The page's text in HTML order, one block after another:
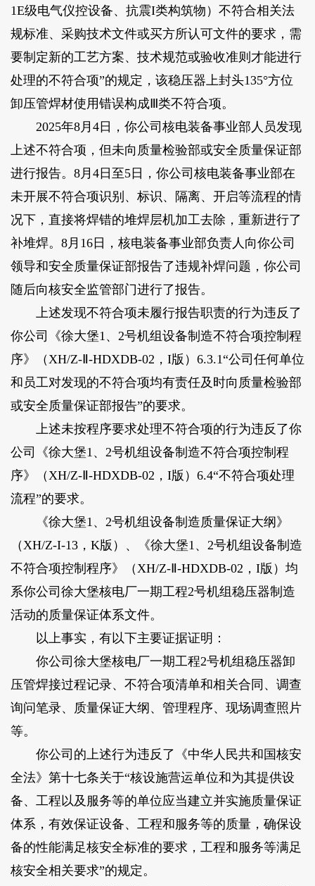
1E级电气仪控设备、抗震I类构筑物）不符合相关法
规标准、采购技术文件或买方所认可文件的要求，需
要制定新的工艺方案、技术规范或验收准则才能进行
处理的不符合项”的规定，该稳压器上封头135°方位
卸压管焊材使用错误构成Ⅲ类不符合项。
2025年8月4日，你公司核电装备事业部人员发现
上述不符合项，但未向质量检验部或安全质量保证部
进行报告。8月4日至5日，你公司核电装备事业部在
未开展不符合项识别、标识、隔离、开启等流程的情
况下，直接将焊错的堆焊层机加工去除，重新进行了
补堆焊。8月16日，核电装备事业部负责人向你公司
领导和安全质量保证部报告了违规补焊问题，你公司
随后向核安全监管部门进行了报告。
上述发现不符合项未履行报告职责的行为违反了
你公司《徐大堡1、2号机组设备制造不符合项控制程
序》（XH/Z-Ⅱ-HDXDB-02，I版）6.3.1“公司任何单位
和员工对发现的不符合项均有责任及时向质量检验部
或安全质量保证部报告”的要求。
上述未按程序要求处理不符合项的行为违反了你
公司《徐大堡1、2号机组设备制造不符合项控制程
序》（XH/Z-Ⅱ-HDXDB-02，I版）6.4“不符合项处理
流程”的要求。
《徐大堡1、2号机组设备制造质量保证大纲》
（XH/Z-I-13，K版）、《徐大堡1、2号机组设备制造
不符合项控制程序》（XH/Z-Ⅱ-HDXDB-02，I版）均
系你公司徐大堡核电厂一期工程2号机组稳压器制造
活动的质量保证体系文件。
以上事实，有以下主要证据证明：
你公司徐大堡核电厂一期工程2号机组稳压器卸
压管焊接过程记录、不符合项清单和相关合同、调查
询问笔录、质量保证大纲、管理程序、现场调查照片
等。
你公司的上述行为违反了《中华人民共和国核安
全法》第十七条关于“核设施营运单位和为其提供设
备、工程以及服务等的单位应当建立并实施质量保证
体系，有效保证设备、工程和服务等的质量，确保设
备的性能满足核安全标准的要求，工程和服务等满足
核安全相关要求”的规定。